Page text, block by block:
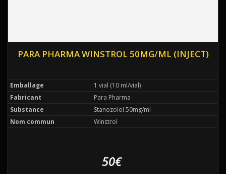
PARA PHARMA WINSTROL 50MG/ML (INJECT)
Emballage
1 vial (10 ml/vial)
Fabricant
Para Pharma
Substance
Stanozolol 50mg/ml
Nom commun
Winstrol
50€